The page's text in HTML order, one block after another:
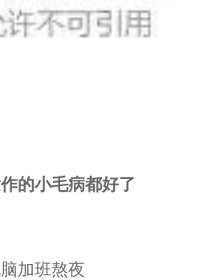
的小毛病都好了
加班熬夜